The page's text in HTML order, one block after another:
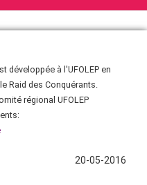
développée à l'UFOLEP en
Raid des Conquérants.
régional UFOLEP
20-05-2016